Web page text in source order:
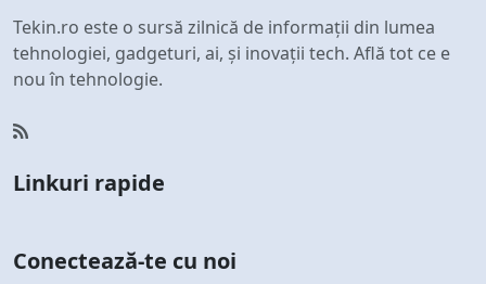
Tekin.ro este o sursă zilnică de informații din lumea
tehnologiei, gadgeturi, ai, și inovații tech. Află tot ce e
nou în tehnologie.
Linkuri rapide
Conectează-te cu noi